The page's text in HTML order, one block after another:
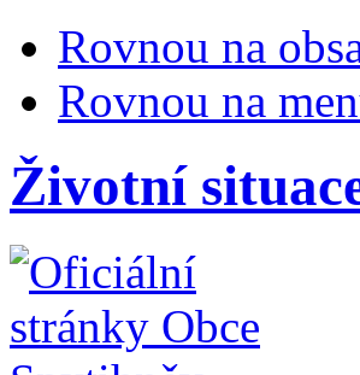
Rovnou na
Rovnou na
Životní